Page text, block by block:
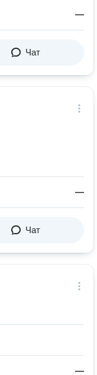
—
Чат
—
Чат
—